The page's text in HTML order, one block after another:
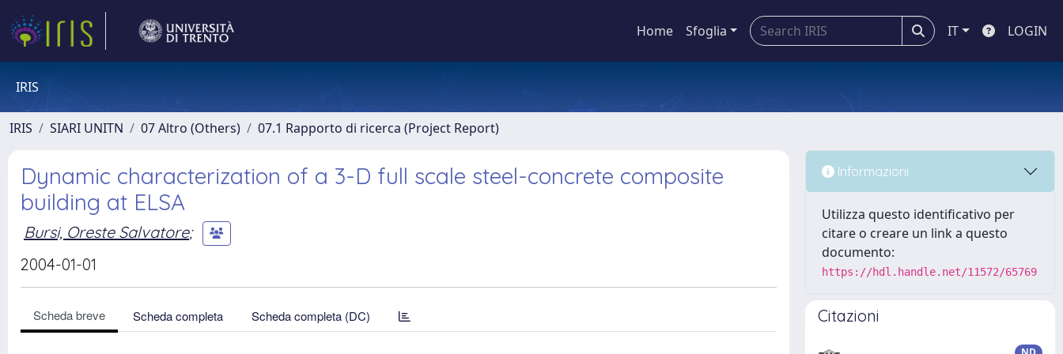
Home Sfoglia IT LOGIN
IRIS
IRIS SIARI UNITN 07 Altro (Others) 07.1 Rapporto di ricerca (Project Report)
Dynamic characterization of a 3-D full scale steel-concrete composite
building at ELSA
Bursi, Oreste Salvatore;
2004-01-01
Scheda breve Scheda completa Scheda completa (DC)
Informazioni
Utilizza questo identificativo per
citare o creare un link a questo
documento:
https://hdl.handle.net/11572/65769
Citazioni